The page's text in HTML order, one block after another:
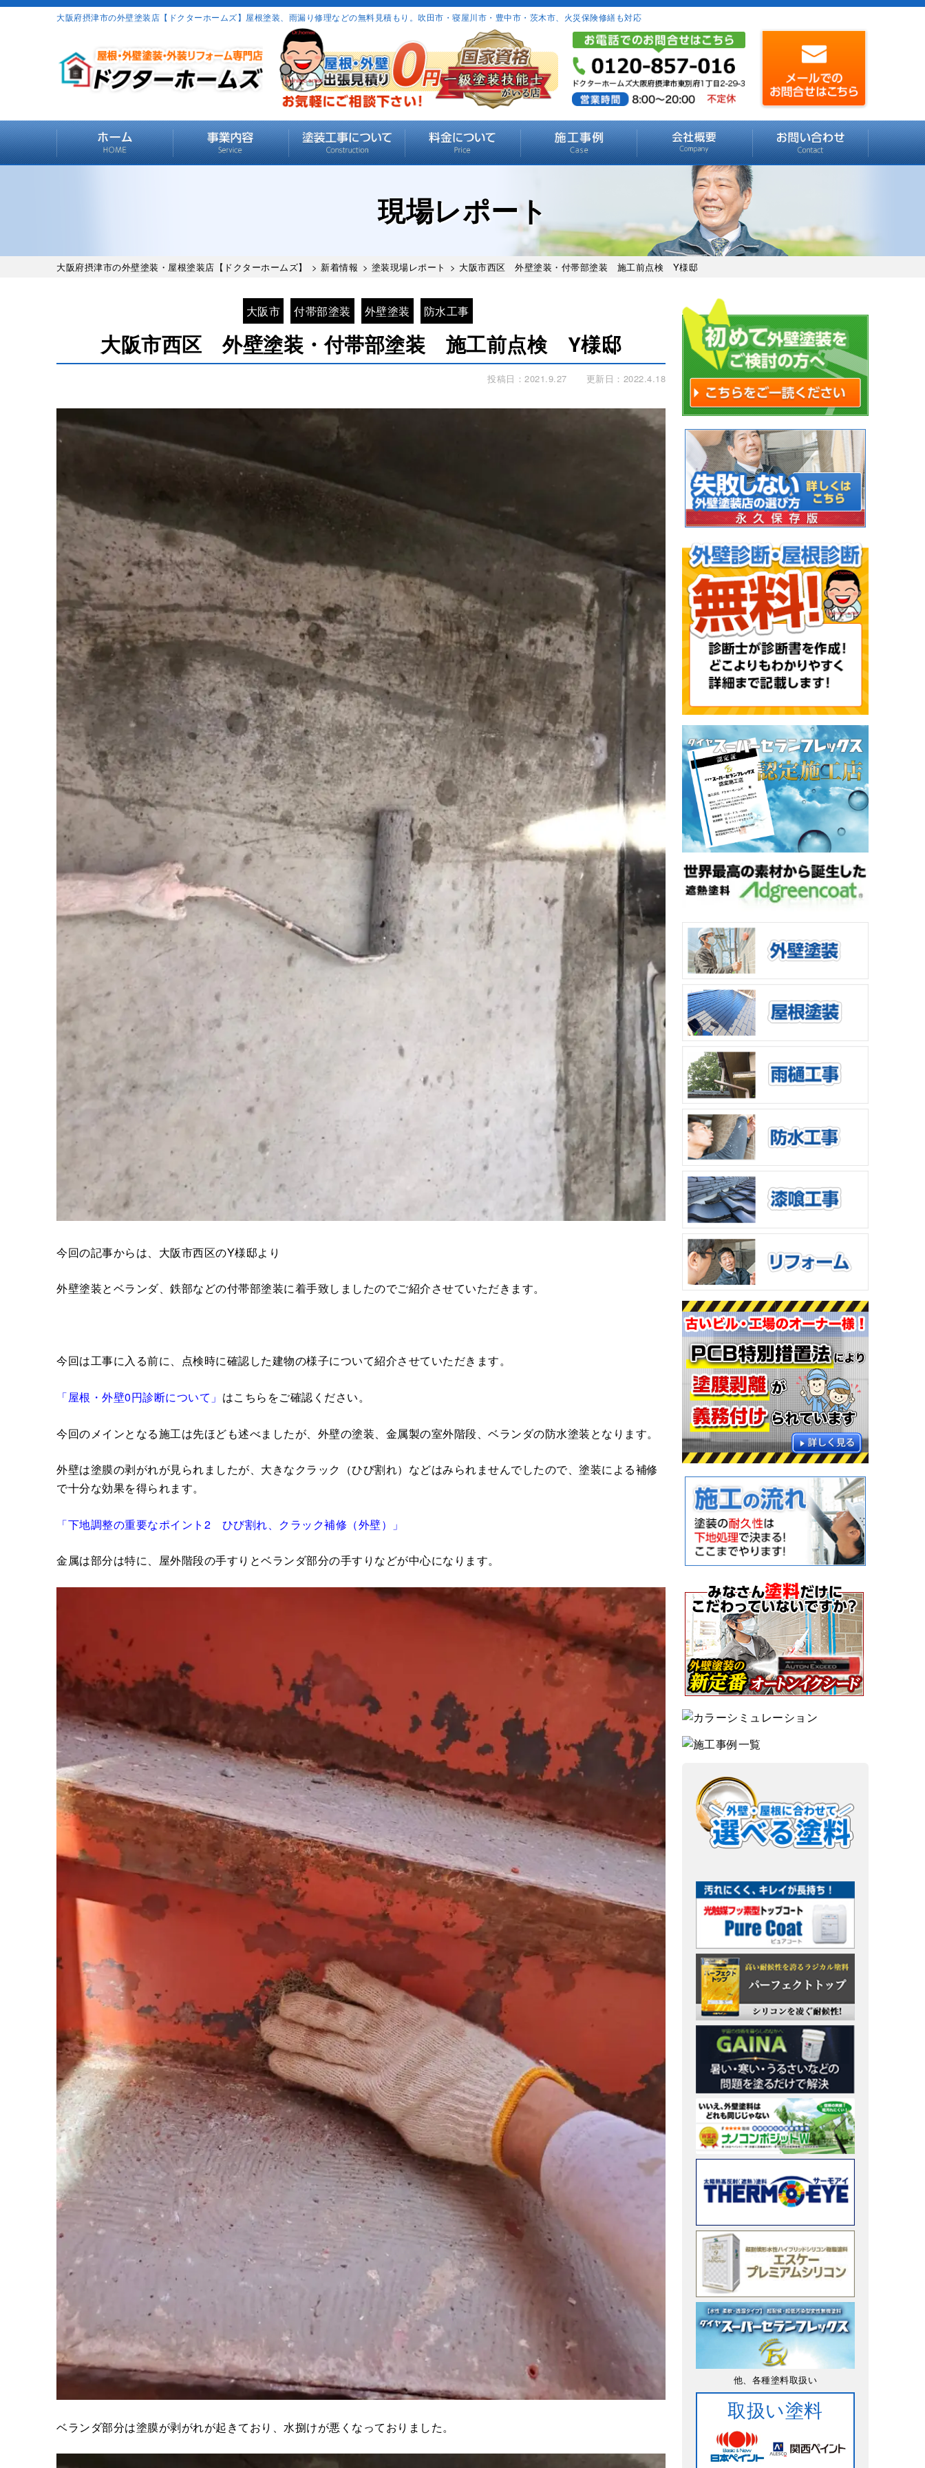
大阪府摂津市の外壁塗装店【ドクターホームズ】屋根塗装、雨漏り修理などの無料見積もり。吹田市・寝屋川市・豊中市・茨木市、火災保険修繕も対応
現場レポート
大阪府摂津市の外壁塗装・屋根塗装店【ドクターホームズ】 > 新着情報 > 塗装現場レポート > 大阪市西区 外壁塗装・付帯部塗装 施工前点検 Y様邸
大阪市 付帯部塗装 外壁塗装 防水工事
大阪市西区 外壁塗装・付帯部塗装 施工前点検 Y様邸
投稿日：2021.9.27 更新日：2022.4.18
今回の記事からは、大阪市西区のY様邸より
外壁塗装とベランダ、鉄部などの付帯部塗装に着手致しましたのでご紹介させていただきます。
今回は工事に入る前に、点検時に確認した建物の様子について紹介させていただきます。
「屋根・外壁0円診断について」 はこちらをご確認ください。
今回のメインとなる施工は先ほども述べましたが、外壁の塗装、金属製の室外階段、ベランダの防水塗装となります。
外壁は塗膜の剥がれが見られましたが、大きなクラック（ひび割れ）などはみられませんでしたので、塗装による補修
で十分な効果を得られます。
「下地調整の重要なポイント2 ひび割れ、クラック補修（外壁）」
金属は部分は特に、屋外階段の手すりとベランダ部分の手すりなどが中心になります。
ベランダ部分は塗膜が剥がれが起きており、水捌けが悪くなっておりました。
他、各種塗料取扱い
取扱い塗料